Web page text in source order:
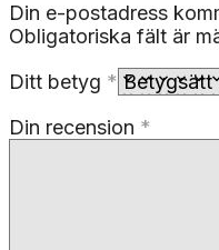
Din e-postadress
Obligatoriska fält är
Ditt betyg *
Din recension *